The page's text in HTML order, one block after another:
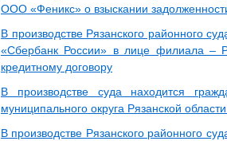
ООО «Феникс» о взыскании
В производстве Рязанского районного
«Сбербанк России» в лице филиала –
кредитному договору
В производстве суда находится
муниципального округа Рязанской
В производстве Рязанского районного